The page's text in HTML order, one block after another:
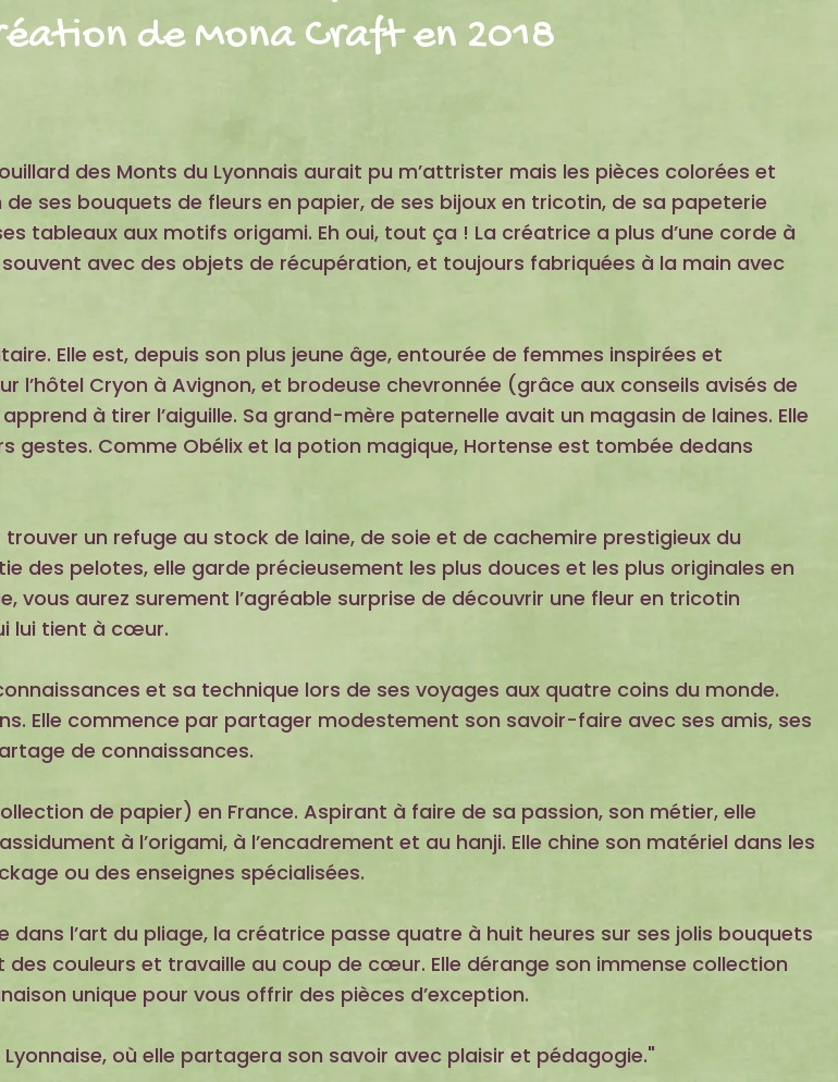
de Mona Craft en 2018
des Monts du Lyonnais aurait pu m’attrister mais les pièces colorées et
ses bouquets de fleurs en papier, de ses bijoux en tricotin, de sa papeterie
tableaux aux motifs origami. Eh oui, tout ça ! La créatrice a plus d’une corde à
avec des objets de récupération, et toujours fabriquées à la main avec
Elle est, depuis son plus jeune âge, entourée de femmes inspirées et
l’hôtel Cryon à Avignon, et brodeuse chevronnée (grâce aux conseils avisés de
à tirer l’aiguille. Sa grand-mère paternelle avait un magasin de laines. Elle
Comme Obélix et la potion magique, Hortense est tombée dedans
un refuge au stock de laine, de soie et de cachemire prestigieux du
des pelotes, elle garde précieusement les plus douces et les plus originales en
vous aurez surement l’agréable surprise de découvrir une fleur en tricotin
lui tient à cœur.
et sa technique lors de ses voyages aux quatre coins du monde.
Elle commence par partager modestement son savoir-faire avec ses amis, ses
de connaissances.
de papier) en France. Aspirant à faire de sa passion, son métier, elle
à l’origami, à l’encadrement et au hanji. Elle chine son matériel dans les
ou des enseignes spécialisées.
dans l’art du pliage, la créatrice passe quatre à huit heures sur ses jolis bouquets
des couleurs et travaille au coup de cœur. Elle dérange son immense collection
unique pour vous offrir des pièces d’exception.
où elle partagera son savoir avec plaisir et pédagogie."